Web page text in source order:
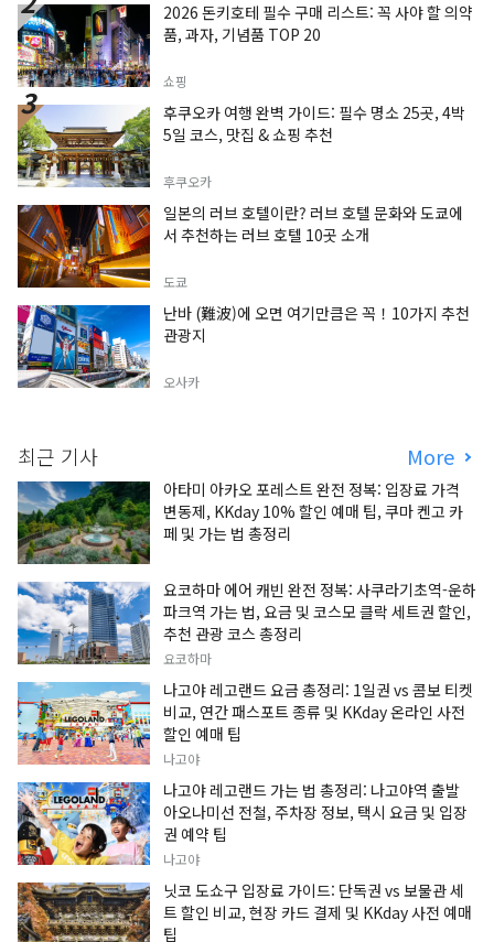
2026 돈키호테 필수 구매 리스트: 꼭 사야 할 의약
품, 과자, 기념품 TOP 20
쇼핑
후쿠오카 여행 완벽 가이드: 필수 명소 25곳, 4박
5일 코스, 맛집 & 쇼핑 추천
후쿠오카
일본의 러브 호텔이란? 러브 호텔 문화와 도쿄에
서 추천하는 러브 호텔 10곳 소개
도쿄
난바 (難波)에 오면 여기만큼은 꼭！10가지 추천
관광지
오사카
최근 기사 More
아타미 아카오 포레스트 완전 정복: 입장료 가격
변동제, KKday 10% 할인 예매 팁, 쿠마 켄고 카
페 및 가는 법 총정리
요코하마 에어 캐빈 완전 정복: 사쿠라기초역-운하
파크역 가는 법, 요금 및 코스모 클락 세트권 할인,
추천 관광 코스 총정리
요코하마
나고야 레고랜드 요금 총정리: 1일권 vs 콤보 티켓
비교, 연간 패스포트 종류 및 KKday 온라인 사전
할인 예매 팁
나고야
나고야 레고랜드 가는 법 총정리: 나고야역 출발
아오나미선 전철, 주차장 정보, 택시 요금 및 입장
권 예약 팁
나고야
닛코 도쇼구 입장료 가이드: 단독권 vs 보물관 세
트 할인 비교, 현장 카드 결제 및 KKday 사전 예매
팁